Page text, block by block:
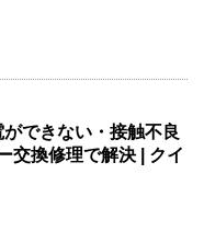
できない・接触不良
交換修理で解決 | クイ